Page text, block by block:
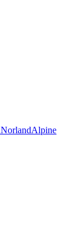
NorlandAlpine